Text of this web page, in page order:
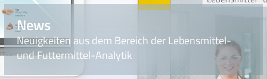
News
Neuigkeiten aus dem Bereich der Lebensmittel-
und Futtermittel-Analytik